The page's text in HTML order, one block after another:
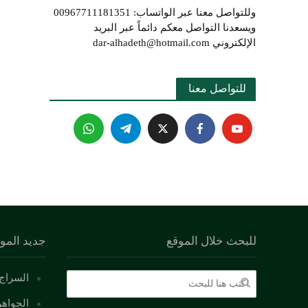
وللتواصل معنا عبر الواتساب: 00967711181351
ويسعدنا التواصل معكم دائماً عبر البريد
الإلكتروني dar-alhadeth@hotmail.com
للتواصل معنا
جديد للبحث خلال الموقع